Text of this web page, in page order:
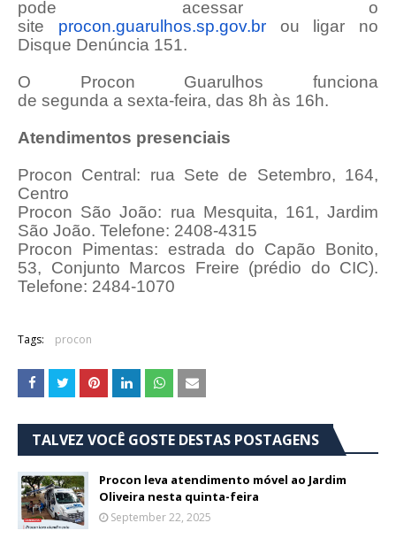
pode acessar o
site procon.guarulhos.sp.gov.brou ligar no
Disque Denúncia 151.
O Procon Guarulhos funciona
de segunda a sexta-feira, das 8h às 16h.
Atendimentos presenciais
Procon Central: rua Sete de Setembro, 164,
Centro
Procon São João: rua Mesquita, 161, Jardim
São João. Telefone: 2408-4315
Procon Pimentas: estrada do Capão Bonito,
53, Conjunto Marcos Freire (prédio do CIC).
Telefone: 2484-1070
Tags: procon
TALVEZ VOCÊ GOSTE DESTAS POSTAGENS
Procon leva atendimento móvel ao Jardim
Oliveira nesta quinta-feira
September 22, 2025